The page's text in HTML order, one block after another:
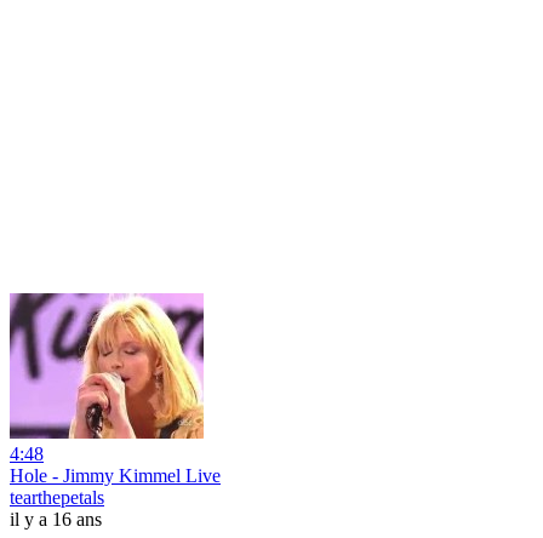
4:48
Hole - Jimmy Kimmel Live
tearthepetals
il y a 16 ans